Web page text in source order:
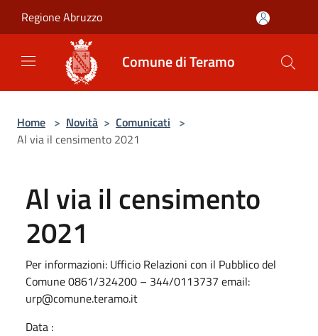
Regione Abruzzo
Comune di Teramo
Home > Novità > Comunicati >
Al via il censimento 2021
Al via il censimento
2021
Per informazioni: Ufficio Relazioni con il Pubblico del
Comune 0861/324200 – 344/0113737 email:
urp@comune.teramo.it
Data :